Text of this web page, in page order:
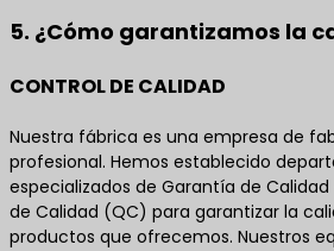
5. ¿Cómo garantizamos la
CONTROL DE CALIDAD
Nuestra fábrica es una empresa de
profesional. Hemos establecido
especializados de Garantía de
de Calidad (QC) para garantizar la
productos que ofrecemos. Nuestros